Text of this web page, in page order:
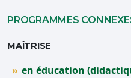
PROGRAMMES
MAÎTRISE
en éducation